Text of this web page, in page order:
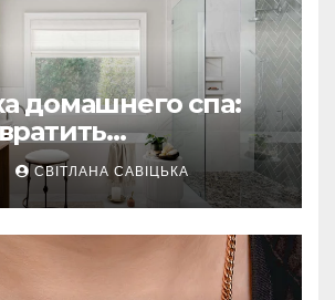
домашнего спа:
гигиену в
СВІТЛАНА САВІЦЬКА